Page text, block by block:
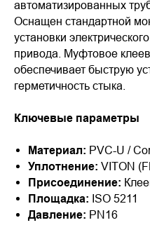
автоматизированных
Оснащен стандартной
установки
привода. Муфтовое
обеспечивает быструю
герметичность стыка.
Ключевые параметры
Материал: PVC-U /
Уплотнение: VITON
Присоединение:
Площадка: ISO 5211
Давление: PN16